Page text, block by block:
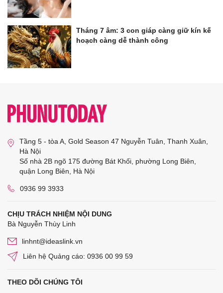
Tháng 7 âm: 3 con giáp càng giữ kín kế
hoạch càng dễ thành công
Tầng 5 - tòa A, Gold Season 47 Nguyễn Tuân, Thanh Xuân,
Hà Nội
Số nhà 2B ngõ 175 đường Bát Khối, phường Long Biên,
quận Long Biên, Hà Nội
0936 99 3933
CHỊU TRÁCH NHIỆM NỘI DUNG
Bà Nguyễn Thùy Linh
linhnt@ideaslink.vn
Liên hệ Quảng cáo: 0936 00 99 59
THEO DÕI CHÚNG TÔI